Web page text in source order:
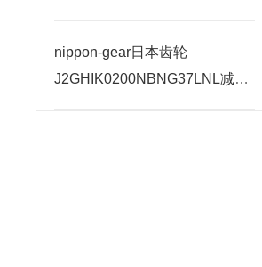
nippon-gear日本齿轮
J2GHIK0200NBNG37LNL减速